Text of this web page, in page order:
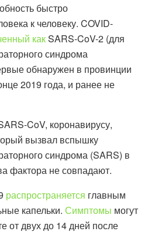
быстро
к человеку. COVID-
какSARS-CoV-2 (для
синдрома
обнаружен в провинции
2019 года, и ранее не
CoV, коронавирусу,
вызвал вспышку
синдрома (SARS) в
фактора не совпадают.
распространяется главным
капельки. Симптомы могут
от двух до 14 дней после